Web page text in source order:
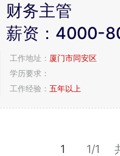
财务主管
薪资： 4000-
工作地址： 厦门市同安区
学历要求：
工作经验： 五年以上
1 1/1